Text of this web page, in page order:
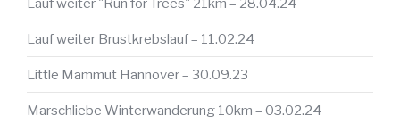
Lauf weiter Brustkrebslauf – 11.02.24
Little Mammut Hannover – 30.09.23
Marschliebe Winterwanderung 10km – 03.02.24